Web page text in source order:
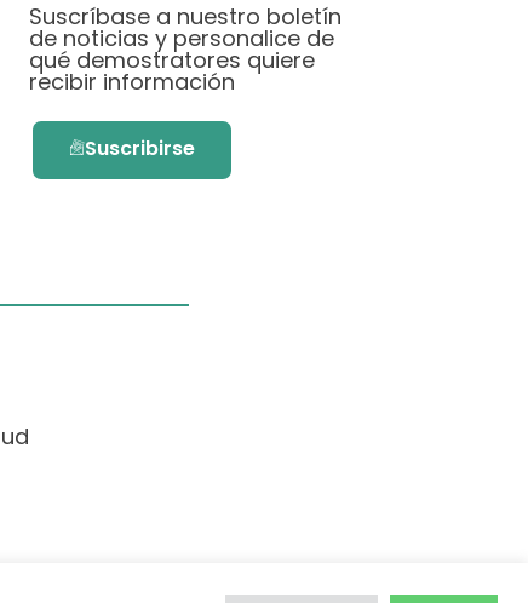
Suscríbase a nuestro boletín
de noticias y personalice de
qué demostratores quiere
recibir información
Suscribirse